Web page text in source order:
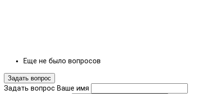
Еще не было вопросов
Задать вопрос
Задать вопрос Ваше имя